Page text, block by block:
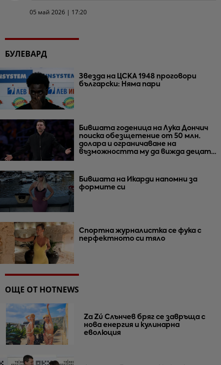
05 май 2026 | 17:20
БУЛЕВАРД
Звезда на ЦСКА 1948 проговори
български: Няма пари
Бившата годеница на Лука Дончич
поиска обезщетение от 50 млн.
долара и ограничаване на
възможността му да вижда децата
Бившата на Икарди напомни за
формите си
Спортна журналистка се фука с
перфектното си тяло
ОЩЕ ОТ HOTNEWS
Za Zú Слънчев бряг се завръща с
нова енергия и кулинарна
еволюция